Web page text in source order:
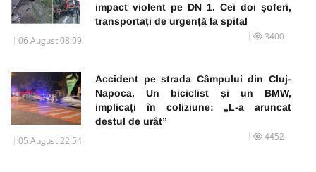
impact violent pe DN 1. Cei doi șoferi,
transportați de urgență la spital
06 August 08:09 3400
Accident pe strada Câmpului din Cluj-
Napoca. Un biciclist și un BMW,
implicați în coliziune: „L-a aruncat
destul de urât”
05 August 22:54 4452